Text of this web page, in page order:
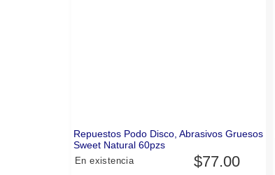
Repuestos Podo Disco, Abrasivos Gruesos
Sweet Natural 60pzs
En existencia $77.00